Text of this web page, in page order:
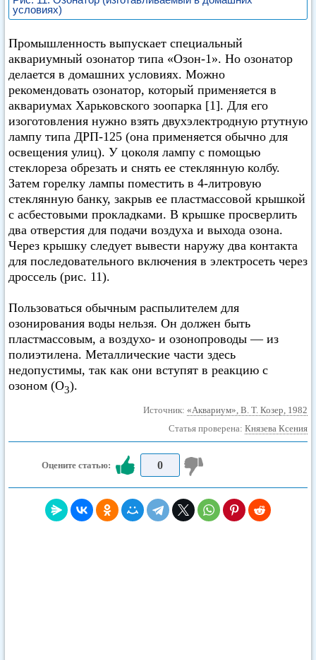
условиях)
Промышленность выпускает специальный
аквариумный озонатор типа «Озон-1». Но озонатор
делается в домашних условиях. Можно
рекомендовать озонатор, который применяется в
аквариумах Харьковского зоопарка [1]. Для его
изоготовления нужно взять двухэлектродную ртутную
лампу типа ДРП-125 (она применяется обычно для
освещения улиц). У цоколя лампу с помощью
стеклореза обрезать и снять ее стеклянную колбу.
Затем горелку лампы поместить в 4-литровую
стеклянную банку, закрыв ее пластмассовой крышкой
с асбестовыми прокладками. В крышке просверлить
два отверстия для подачи воздуха и выхода озона.
Через крышку следует вывести наружу два контакта
для последовательного включения в электросеть через
дроссель (рис. 11).
Пользоваться обычным распылителем для
озонирования воды нельзя. Он должен быть
пластмассовым, а воздухо- и озонопроводы — из
полиэтилена. Металлические части здесь
недопустимы, так как они вступят в реакцию с
озоном (O3).
Источник: «Аквариум», В. Т. Козер, 1982
Статья проверена: Князева Ксения
Оцените статью: 0